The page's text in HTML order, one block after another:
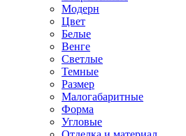
Модерн
Цвет
Белые
Венге
Светлые
Темные
Размер
Малогабаритные
Форма
Угловые